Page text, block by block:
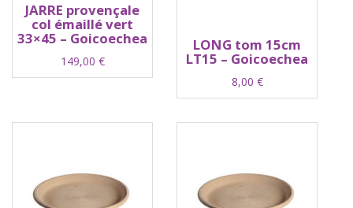
JARRE provençale
col émaillé vert
33×45 – Goicoechea
149,00 €
LONG tom 15cm
LT15 – Goicoechea
8,00 €